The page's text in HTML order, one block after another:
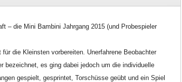
– die Mini Bambini Jahrgang 2015 (und Probespieler
die Kleinsten vorbereiten. Unerfahrene Beobachter
bezeichnet, es ging dabei jedoch um die individuelle
gespielt, gesprintet, Torschüsse geübt und ein Spiel